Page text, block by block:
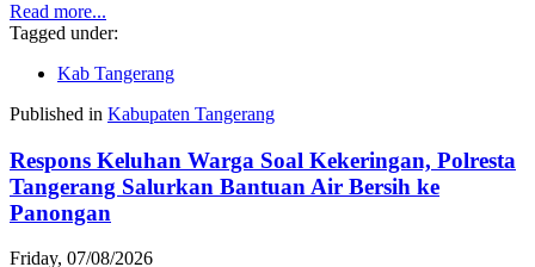
Read more...
Tagged under:
Kab Tangerang
Published in Kabupaten Tangerang
Respons Keluhan Warga Soal Kekeringan, Polresta
Tangerang Salurkan Bantuan Air Bersih ke
Panongan
Friday, 07/08/2026